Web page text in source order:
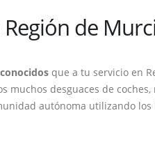
de
que a tu servicio en
muchos desguaces de
autónoma utilizando